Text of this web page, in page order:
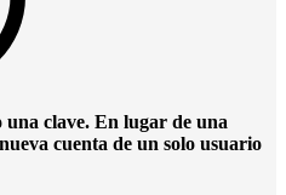
una clave. En lugar de una
cuenta de un solo usuario